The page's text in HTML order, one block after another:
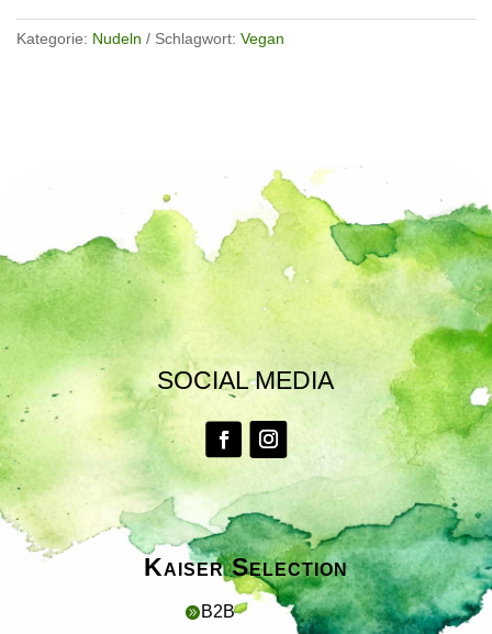
Kategorie: Nudeln Schlagwort: Vegan
SOCIAL MEDIA
Kaiser Selection
 B2B